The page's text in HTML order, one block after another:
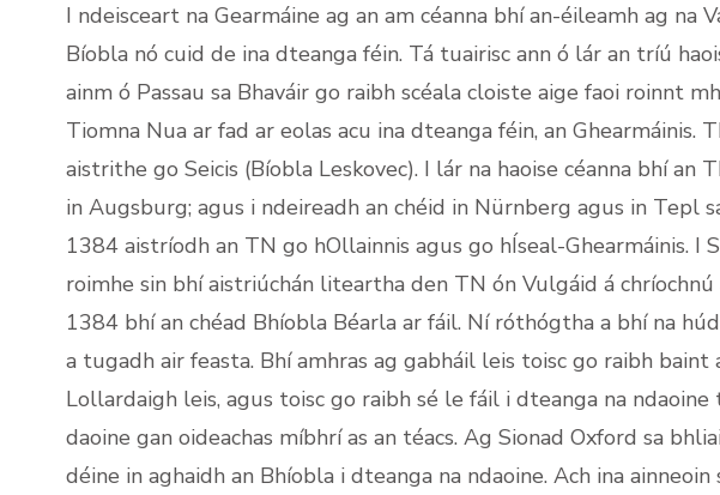
I ndeisceart na Gearmáine ag an am céanna bhí an-éileamh ag na
Bíobla nó cuid de ina dteanga féin. Tá tuairisc ann ó lár an tríú
ainm ó Passau sa Bhaváir go raibh scéala cloiste aige faoi roinnt
Tiomna Nua ar fad ar eolas acu ina dteanga féin, an Ghearmáinis.
aistrithe go Seicis (Bíobla Leskovec). I lár na haoise céanna bhí an
in Augsburg; agus i ndeireadh an chéid in Nürnberg agus in Tepl
1384 aistríodh an TN go hOllainnis agus go hÍseal-Ghearmáinis. I
roimhe sin bhí aistriúchán liteartha den TN ón Vulgáid á
1384 bhí an chéad Bhíobla Béarla ar fáil. Ní róthógtha a bhí na
a tugadh air feasta. Bhí amhras ag gabháil leis toisc go raibh
Lollardaigh leis, agus toisc go raibh sé le fáil i dteanga na
daoine gan oideachas míbhrí as an téacs. Ag Sionad Oxford sa
déine in aghaidh an Bhíobla i dteanga na ndaoine. Ach ina